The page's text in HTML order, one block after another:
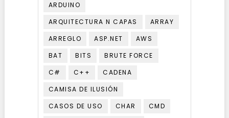
ARDUINO
ARQUITECTURA N CAPAS
ARRAY
ARREGLO
ASP.NET
AWS
BAT
BITS
BRUTE FORCE
C#
C++
CADENA
CAMISA DE ILUSIÓN
CASOS DE USO
CHAR
CMD